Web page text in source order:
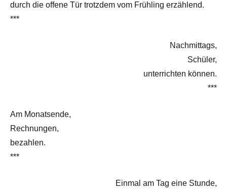
durch die offene Tür trotzdem vom Frühling erzählend.
***
Nachmittags,
Schüler,
unterrichten können.
***
Am Monatsende,
Rechnungen,
bezahlen.
***
Einmal am Tag eine Stunde,